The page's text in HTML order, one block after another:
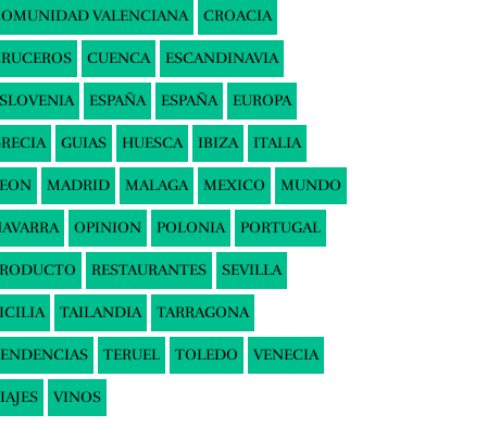
VALENCIANA CROACIA
CUENCA ESCANDINAVIA
ESPAÑA ESPAÑA EUROPA
GUIAS HUESCA IBIZA ITALIA
MADRID MALAGA MEXICO MUNDO
OPINION POLONIA PORTUGAL
RESTAURANTES SEVILLA
TAILANDIA TARRAGONA
TERUEL TOLEDO VENECIA
VINOS